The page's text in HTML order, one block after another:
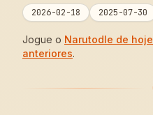
2026-02-18 2025-07-30
Jogue o Narutodle de hoje
anteriores.